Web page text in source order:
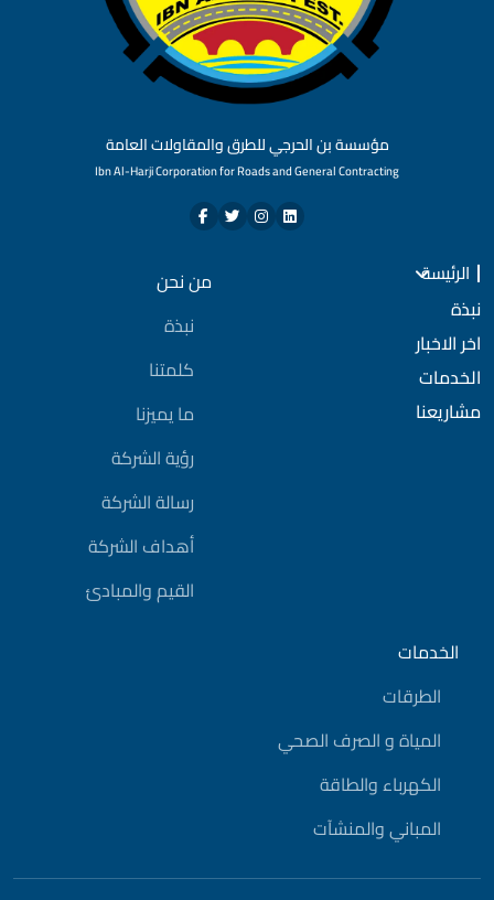
مؤسسة بن الحرجي للطرق والمقاولات العامة
Ibn Al-Harji Corporation for Roads and General Contracting
الرئيسة
نبذة
اخر الاخبار
الخدمات
مشاريعنا
من نحن
نبذة
كلمتنا
ما يميزنا
رؤية الشركة
رسالة الشركة
أهداف الشركة
القيم والمبادئ
الخدمات
الطرقات
المياة و الصرف الصحي
الكهرباء والطاقة
المباني والمنشآت